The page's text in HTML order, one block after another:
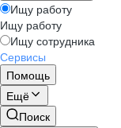
Ищу работу
Ищу работу
Ищу сотрудника
Сервисы
Помощь
Ещё
Поиск